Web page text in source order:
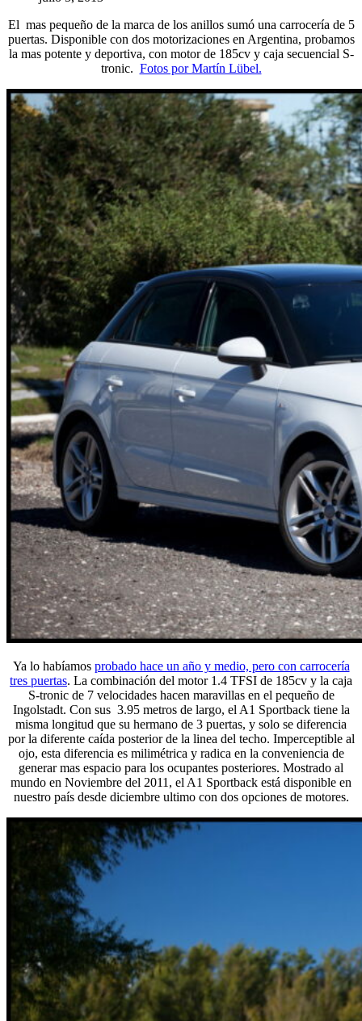
El mas pequeño de la marca de los anillos sumó una carrocería de 5
puertas. Disponible con dos motorizaciones en Argentina, probamos
la mas potente y deportiva, con motor de 185cv y caja secuencial S-
tronic. Fotos por Martín Lübel.
Ya lo habíamos probado hace un año y medio, pero con carrocería
tres puertas. La combinación del motor 1.4 TFSI de 185cv y la caja
S-tronic de 7 velocidades hacen maravillas en el pequeño de
Ingolstadt. Con sus 3.95 metros de largo, el A1 Sportback tiene la
misma longitud que su hermano de 3 puertas, y solo se diferencia
por la diferente caída posterior de la linea del techo. Imperceptible al
ojo, esta diferencia es milimétrica y radica en la conveniencia de
generar mas espacio para los ocupantes posteriores. Mostrado al
mundo en Noviembre del 2011, el A1 Sportback está disponible en
nuestro país desde diciembre ultimo con dos opciones de motores.